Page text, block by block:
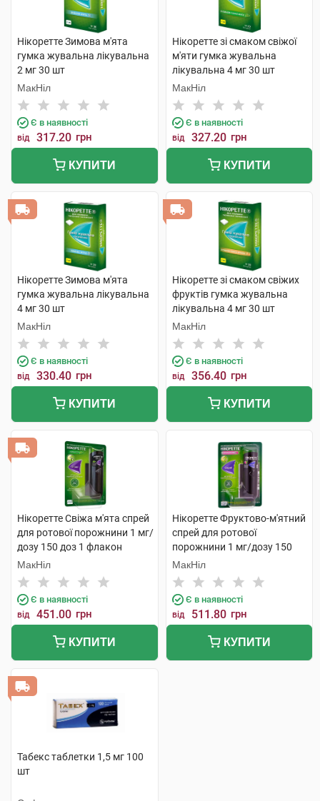
Нікоретте Зимова м'ята
гумка жувальна лікувальна
2 мг 30 шт
МакНіл
Є в наявності
від 317.20 грн
КУПИТИ
Нікоретте зі смаком свіжої
м'яти гумка жувальна
лікувальна 4 мг 30 шт
МакНіл
Є в наявності
від 327.20 грн
КУПИТИ
Нікоретте Зимова м'ята
гумка жувальна лікувальна
4 мг 30 шт
МакНіл
Є в наявності
від 330.40 грн
КУПИТИ
Нікоретте зі смаком свіжих
фруктів гумка жувальна
лікувальна 4 мг 30 шт
МакНіл
Є в наявності
від 356.40 грн
КУПИТИ
Нікоретте Свіжа м'ята спрей
для ротової порожнини 1 мг/
дозу 150 доз 1 флакон
МакНіл
Є в наявності
від 451.00 грн
КУПИТИ
Нікоретте Фруктово-м'ятний
спрей для ротової
порожнини 1 мг/дозу 150
доз 1 флакон
МакНіл
Є в наявності
від 511.80 грн
КУПИТИ
Табекс таблетки 1,5 мг 100
шт